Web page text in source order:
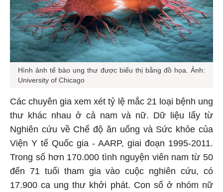
Hình ảnh tế bào ung thư được biểu thị bằng đồ họa. Ảnh:
University of Chicago
Các chuyên gia xem xét tỷ lệ mắc 21 loại bệnh ung
thư khác nhau ở cả nam và nữ. Dữ liệu lấy từ
Nghiên cứu về Chế độ ăn uống và Sức khỏe của
Viện Y tế Quốc gia - AARP, giai đoạn 1995-2011.
Trong số hơn 170.000 tình nguyện viên nam từ 50
đến 71 tuổi tham gia vào cuộc nghiên cứu, có
17.900 ca ung thư khởi phát. Con số ở nhóm nữ